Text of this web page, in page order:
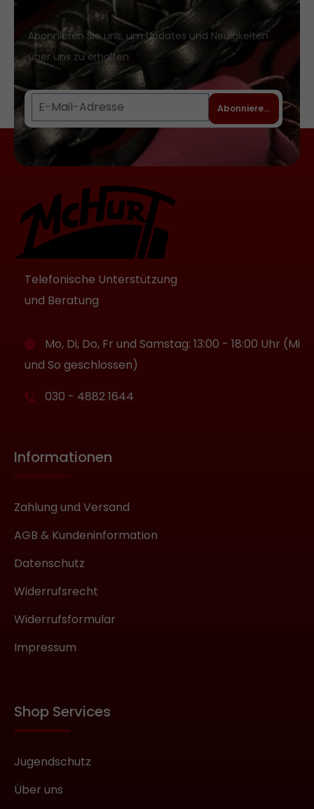
Abonnieren Sie uns, um Updates und Neuigkeiten
über uns zu erhalten
Abonnieren
Telefonische Unterstützung
und Beratung
Mo, Di, Do, Fr und Samstag: 13:00 - 18:00 Uhr (Mi
und So geschlossen)
030 - 4882 1644
Informationen
Zahlung und Versand
AGB & Kundeninformation
Datenschutz
Widerrufsrecht
Widerrufsformular
Impressum
Shop Services
Jugendschutz
Über uns